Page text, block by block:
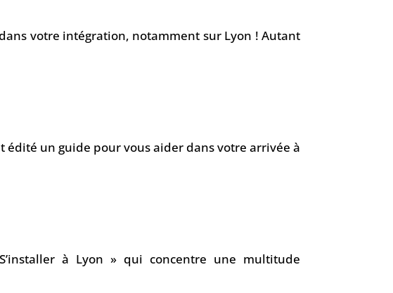
votre intégration, notamment sur Lyon ! Autant
édité un guide pour vous aider dans votre arrivée à
à Lyon » qui concentre une multitude